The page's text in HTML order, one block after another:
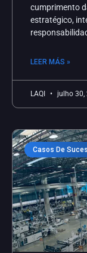
cumprimento
estratégico,
LEER MÁS »
LAQI julho 30,
Casos De